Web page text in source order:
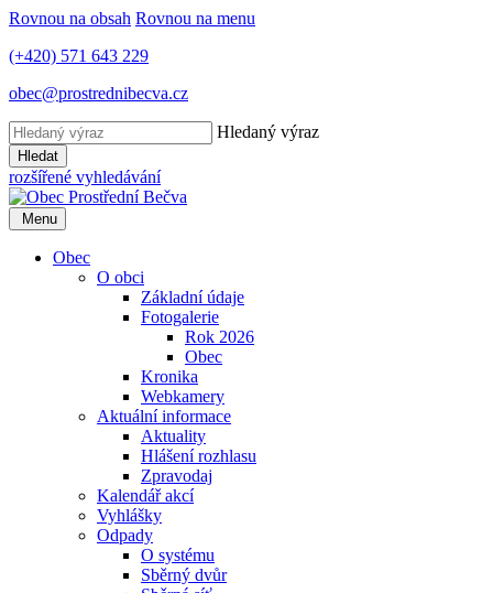
Rovnou na obsah Rovnou na menu
(+420) 571 643 229
obec@prostrednibecva.cz
Hledaný výraz
Hledat
rozšířené vyhledávání
Menu
Obec
O obci
Základní údaje
Fotogalerie
Rok 2026
Obec
Kronika
Webkamery
Aktuální informace
Aktuality
Hlášení rozhlasu
Zpravodaj
Kalendář akcí
Vyhlášky
Odpady
O systému
Sběrný dvůr